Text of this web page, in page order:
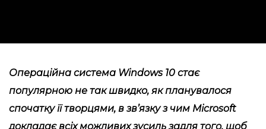
Операційна система Windows 10 стає
популярною не так швидко, як планувалося
спочатку її творцями, в зв’язку з чим Microsoft
докладає всіх можливих зусиль задля того, щоб